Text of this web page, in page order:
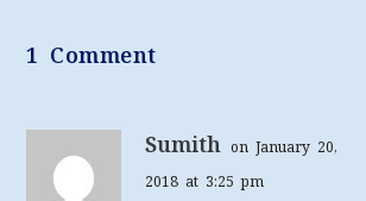
1 Comment
Sumith on January 20,
2018 at 3:25 pm